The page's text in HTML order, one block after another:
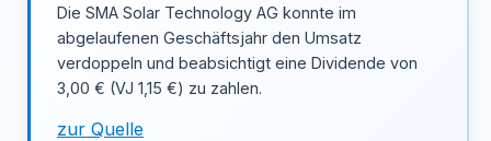
Die SMA Solar Technology AG konnte im
abgelaufenen Geschäftsjahr den Umsatz
verdoppeln und beabsichtigt eine Dividende von
3,00 € (VJ 1,15 €) zu zahlen.
zur Quelle